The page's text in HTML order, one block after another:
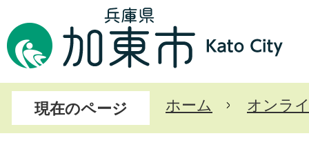
現在のページ ホーム オンラ